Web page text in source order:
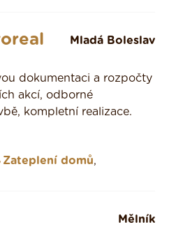
Mladá Boleslav
dokumentaci a rozpočty
akcí, odborné
kompletní realizace.
Zateplení domů,
Mělník